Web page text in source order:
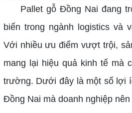
Pallet gỗ Đồng Nai đang
biến trong ngành logistics và
Với nhiều ưu điểm vượt trội,
mang lại hiệu quả kinh tế mà
trường. Dưới đây là một số lợi
Đồng Nai mà doanh nghiệp nên